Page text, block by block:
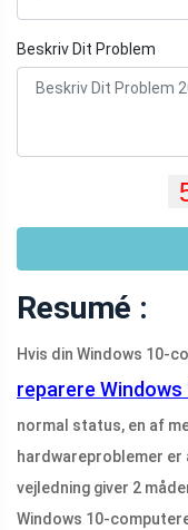
Beskriv Dit Problem
Resumé :
Hvis din Windows 10-
reparere Windows
normal status, en af
hardwareproblemer er
vejledning giver 2
Windows 10-